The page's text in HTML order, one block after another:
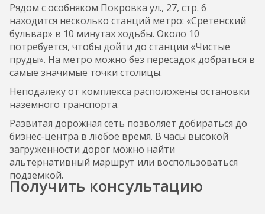
Рядом с особняком Покровка ул., 27, стр. 6
находится несколько станций метро: «Сретенский
бульвар» в 10 минутах ходьбы. Около 10
потребуется, чтобы дойти до станции «Чистые
пруды». На метро можно без пересадок добраться в
самые значимые точки столицы.
Неподалеку от комплекса расположены остановки
наземного транспорта.
Развитая дорожная сеть позволяет добираться до
бизнес-центра в любое время. В часы высокой
загруженности дорог можно найти
альтернативный маршрут или воспользоваться
подземкой.
Получить консультацию